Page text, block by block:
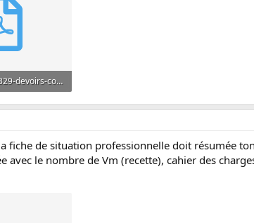
2619d1454756329-devoirs-corriges-bts-sio-slam-2eme-annee-devoir-de-synthese-2.pdf
30
la fiche de situation professionnelle doit résumée
le nombre de Vm (recette), cahier des